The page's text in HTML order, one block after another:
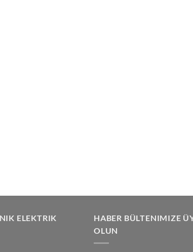
ELEKTRIK
HABER BÜLTENIMIZE
OLUN